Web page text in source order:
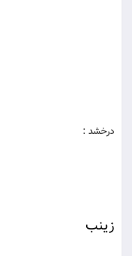
آبرو
وقتی پلك
و نام
بر پیشانی
درخشد :
زینب